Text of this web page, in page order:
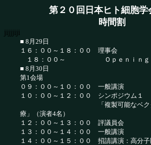
第２０回日本ヒト細胞学
時間割
jijjjiji
■ 8月29日
１６：００～１８：００ 理事会
１８：００～ Ｏｐｅｎｉｎｇ Ｒ
■ 8月30日
第1会場
０９：００～１０：００ 一般講演
１０：００～１２：００ シンポジウム１
「複製可能なベクタ－を
療」（演者4名）
１２：００～１３：００ 評議員会
１３：００～１４：００ 一般講演
１４：００～１５：００ 招請講演：高分子